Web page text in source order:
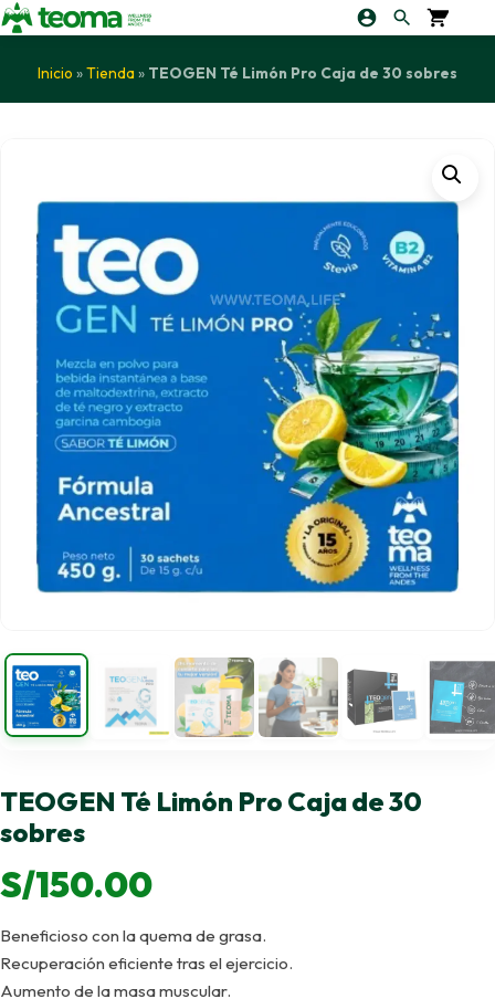
Inicio »Tienda » TEOGEN Té Limón Pro Caja de 30 sobres
TEOGEN Té Limón Pro Caja de 30
sobres
S/150.00
Beneficioso con la quema de grasa.
Recuperación eficiente tras el ejercicio.
Aumento de la masa muscular.